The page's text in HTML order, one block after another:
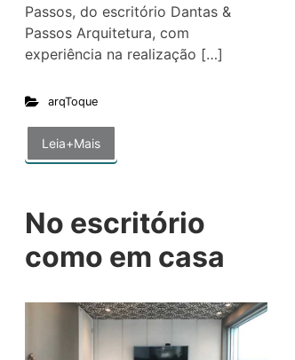
Passos, do escritório Dantas &
Passos Arquitetura, com
experiência na realização […]
arqToque
Leia+Mais
No escritório
como em casa